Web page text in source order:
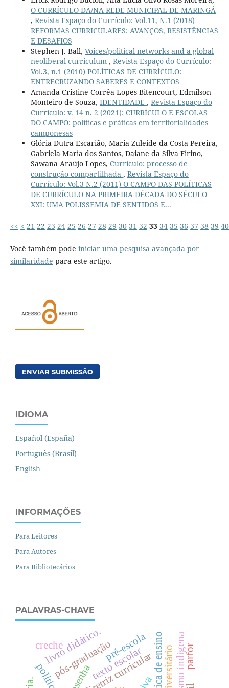
O CURRÍCULO DA/NA REDE MUNICIPAL DE MARINGÁ
, Revista Espaço do Currículo: Vol.11, N.1 (2018)
REFORMAS CURRICULARES: AVANÇOS, RESISTÊNCIAS
E DESAFIOS
Stephen J. Ball, Voices/political networks and a global
neoliberal curriculum , Revista Espaço do Currículo:
Vol.3, n.1 (2010) POLÍTICAS DE CURRÍCULO:
ENTRECRUZANDO SABERES E CONTEXTOS
Amanda Cristine Corrêa Lopes Bitencourt, Edmilson
Monteiro de Souza, IDENTIDADE , Revista Espaço do
Currículo: v. 14 n. 2 (2021): CURRÍCULO E ESCOLAS
DO CAMPO: políticas e práticas em territorialidades
camponesas
Glória Dutra Escarião, Maria Zuleide da Costa Pereira,
Gabriela Maria dos Santos, Daiane da Silva Firino,
Sawana Araújo Lopes, Currículo: processo de
construção compartilhada , Revista Espaço do
Currículo: Vol.3 N.2 (2011) O CAMPO DAS POLÍTICAS
DE CURRÍCULO NA PRIMEIRA DÉCADA DO SÉCULO
XXI: UMA POLISSEMIA DE SENTIDOS E...
<< < 21 22 23 24 25 26 27 28 29 30 31 32 33 34 35 36 37 38 39 40
Você também pode iniciar uma pesquisa avançada por
similaridade para este artigo.
ENVIAR SUBMISSÃO
IDIOMA
Español (España)
Português (Brasil)
English
INFORMAÇÕES
Para Leitores
Para Autores
Para Bibliotecários
PALAVRAS-CHAVE
resenhadiretriz curricularprática de ensino
texto escolar
pós-graduação
livro didático. parfor
pré-escola
creche